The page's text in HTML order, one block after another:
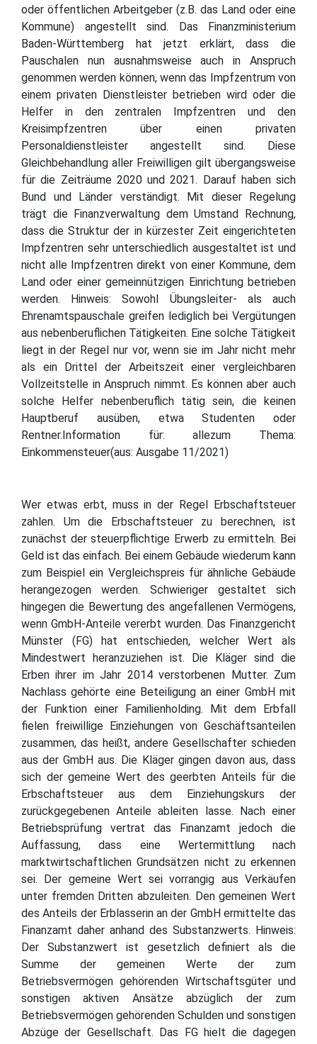
oder öffentlichen Arbeitgeber (z.B. das Land oder eine
Kommune) angestellt sind. Das Finanzministerium
Baden-Württemberg hat jetzt erklärt, dass die
Pauschalen nun ausnahmsweise auch in Anspruch
genommen werden können, wenn das Impfzentrum von
einem privaten Dienstleister betrieben wird oder die
Helfer in den zentralen Impfzentren und den
Kreisimpfzentren über einen privaten
Personaldienstleister angestellt sind. Diese
Gleichbehandlung aller Freiwilligen gilt übergangsweise
für die Zeiträume 2020 und 2021. Darauf haben sich
Bund und Länder verständigt. Mit dieser Regelung
trägt die Finanzverwaltung dem Umstand Rechnung,
dass die Struktur der in kürzester Zeit eingerichteten
Impfzentren sehr unterschiedlich ausgestaltet ist und
nicht alle Impfzentren direkt von einer Kommune, dem
Land oder einer gemeinnützigen Einrichtung betrieben
werden. Hinweis: Sowohl Übungsleiter- als auch
Ehrenamtspauschale greifen lediglich bei Vergütungen
aus nebenberuflichen Tätigkeiten. Eine solche Tätigkeit
liegt in der Regel nur vor, wenn sie im Jahr nicht mehr
als ein Drittel der Arbeitszeit einer vergleichbaren
Vollzeitstelle in Anspruch nimmt. Es können aber auch
solche Helfer nebenberuflich tätig sein, die keinen
Hauptberuf ausüben, etwa Studenten oder
Rentner.Information für: allezum Thema:
Einkommensteuer(aus: Ausgabe 11/2021)
Wer etwas erbt, muss in der Regel Erbschaftsteuer
zahlen. Um die Erbschaftsteuer zu berechnen, ist
zunächst der steuerpflichtige Erwerb zu ermitteln. Bei
Geld ist das einfach. Bei einem Gebäude wiederum kann
zum Beispiel ein Vergleichspreis für ähnliche Gebäude
herangezogen werden. Schwieriger gestaltet sich
hingegen die Bewertung des angefallenen Vermögens,
wenn GmbH-Anteile vererbt wurden. Das Finanzgericht
Münster (FG) hat entschieden, welcher Wert als
Mindestwert heranzuziehen ist. Die Kläger sind die
Erben ihrer im Jahr 2014 verstorbenen Mutter. Zum
Nachlass gehörte eine Beteiligung an einer GmbH mit
der Funktion einer Familienholding. Mit dem Erbfall
fielen freiwillige Einziehungen von Geschäftsanteilen
zusammen, das heißt, andere Gesellschafter schieden
aus der GmbH aus. Die Kläger gingen davon aus, dass
sich der gemeine Wert des geerbten Anteils für die
Erbschaftsteuer aus dem Einziehungskurs der
zurückgegebenen Anteile ableiten lasse. Nach einer
Betriebsprüfung vertrat das Finanzamt jedoch die
Auffassung, dass eine Wertermittlung nach
marktwirtschaftlichen Grundsätzen nicht zu erkennen
sei. Der gemeine Wert sei vorrangig aus Verkäufen
unter fremden Dritten abzuleiten. Den gemeinen Wert
des Anteils der Erblasserin an der GmbH ermittelte das
Finanzamt daher anhand des Substanzwerts. Hinweis:
Der Substanzwert ist gesetzlich definiert als die
Summe der gemeinen Werte der zum
Betriebsvermögen gehörenden Wirtschaftsgüter und
sonstigen aktiven Ansätze abzüglich der zum
Betriebsvermögen gehörenden Schulden und sonstigen
Abzüge der Gesellschaft. Das FG hielt die dagegen